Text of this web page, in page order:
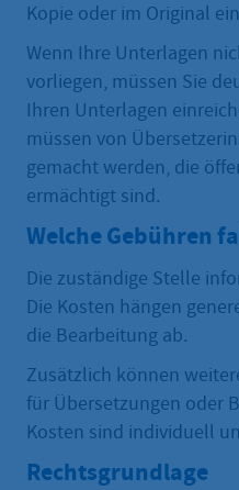
Kopie oder im Original
Wenn Ihre Unterlagen
vorliegen, müssen Sie
Ihren Unterlagen
müssen von
gemacht werden, die
ermächtigt sind.
Welche Gebühren
Die zuständige Stelle
Die Kosten hängen
die Bearbeitung ab.
Zusätzlich können
für Übersetzungen oder
Kosten sind individuell
Rechtsgrundlage